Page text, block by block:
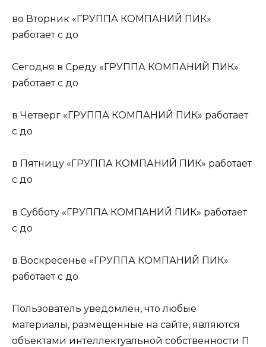
во Вторник «ГРУППА КОМПАНИЙ ПИК»
работает с до
Сегодня в Среду «ГРУППА КОМПАНИЙ ПИК»
работает с до
в Четверг «ГРУППА КОМПАНИЙ ПИК» работает
с до
в Пятницу «ГРУППА КОМПАНИЙ ПИК» работает
с до
в Субботу «ГРУППА КОМПАНИЙ ПИК» работает
с до
в Воскресенье «ГРУППА КОМПАНИЙ ПИК»
работает с до
Пользователь уведомлен, что любые
материалы, размещенные на сайте, являются
объектами интеллектуальной собственности П